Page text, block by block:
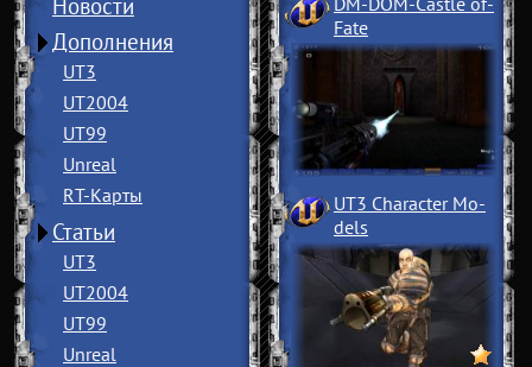
Новости
Дополнения
UT3
UT2004
UT99
Unreal
RT-Карты
Статьи
UT3
UT2004
UT99
Unreal
Fate
UT3 Character Mo­
dels